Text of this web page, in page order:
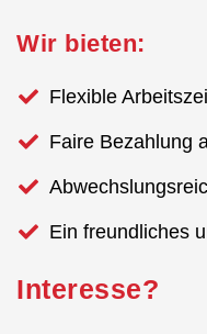
Wir bieten:
Flexible
Faire Bezahlung
Ein freundliches
Interesse?